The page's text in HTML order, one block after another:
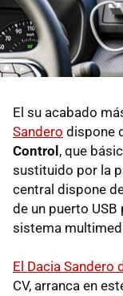
El su acabado
Sandero dispone
Control , que
sustituido por la
central dispone
de un puerto
sistema
El Dacia Sandero
CV, arranca en